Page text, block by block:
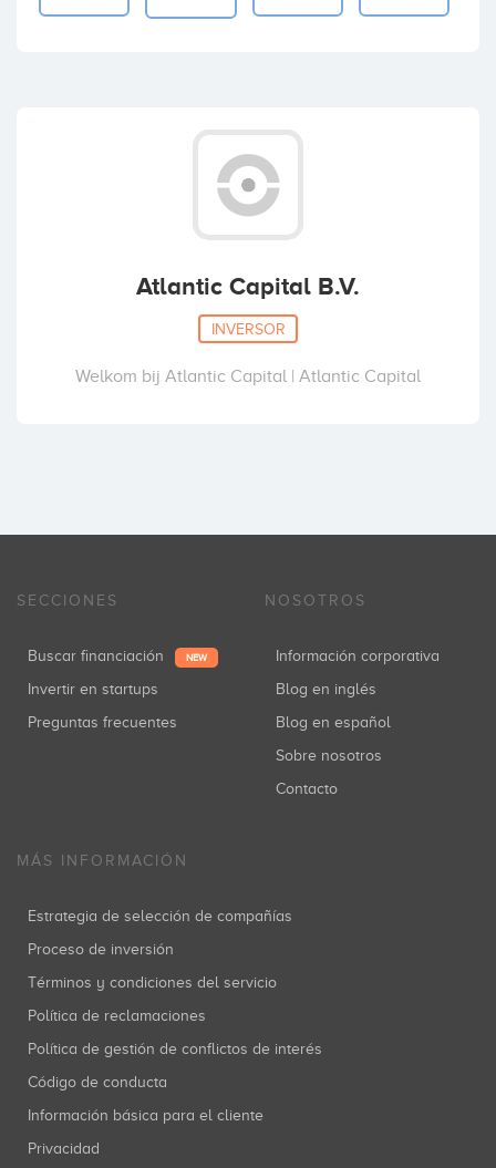
Atlantic Capital B.V.
INVERSOR
Welkom bij Atlantic Capital | Atlantic Capital
SECCIONES
Buscar financiación NEW
Invertir en startups
Preguntas frecuentes
NOSOTROS
Información corporativa
Blog en inglés
Blog en español
Sobre nosotros
Contacto
MÁS INFORMACIÓN
Estrategia de selección de compañías
Proceso de inversión
Términos y condiciones del servicio
Política de reclamaciones
Política de gestión de conflictos de interés
Código de conducta
Información básica para el cliente
Privacidad